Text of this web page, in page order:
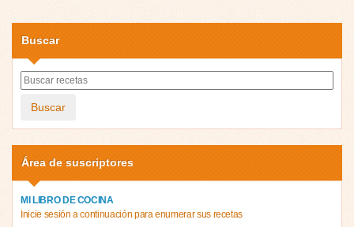
Buscar
Buscar
Área de suscriptores
MI LIBRO DE COCINA
Inicie sesión a continuación para enumerar sus recetas